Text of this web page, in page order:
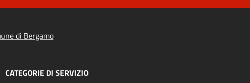
di Bergamo
CATEGORIE DI SERVIZIO